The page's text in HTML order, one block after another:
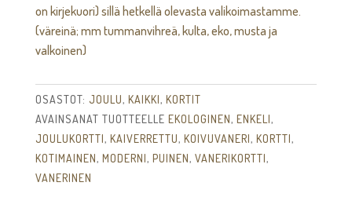
on kirjekuori) sillä hetkellä olevasta valikoimastamme.
(väreinä; mm tummanvihreä, kulta, eko, musta ja
valkoinen)
OSASTOT: JOULU, KAIKKI, KORTIT
AVAINSANAT TUOTTEELLE EKOLOGINEN, ENKELI,
JOULUKORTTI, KAIVERRETTU, KOIVUVANERI, KORTTI,
KOTIMAINEN, MODERNI, PUINEN, VANERIKORTTI,
VANERINEN